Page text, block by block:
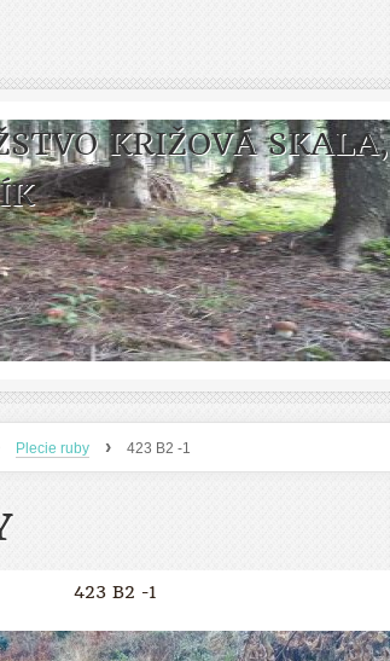
KRIŽOVÁ SKALA,
Plecie ruby › 423 B2 -1
423 B2 -1